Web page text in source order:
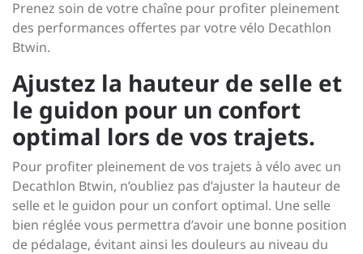
Prenez soin de votre chaîne pour profiter pleinement
des performances offertes par votre vélo Decathlon
Btwin.
Ajustez la hauteur de selle et
le guidon pour un confort
optimal lors de vos trajets.
Pour profiter pleinement de vos trajets à vélo avec un
Decathlon Btwin, n’oubliez pas d’ajuster la hauteur de
selle et le guidon pour un confort optimal. Une selle
bien réglée vous permettra d’avoir une bonne position
de pédalage, évitant ainsi les douleurs au niveau du